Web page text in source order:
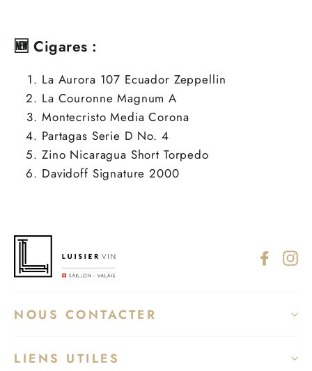
🆕 Cigares :
La Aurora 107 Ecuador Zeppellin
La Couronne Magnum A
Montecristo Media Corona
Partagas Serie D No. 4
Zino Nicaragua Short Torpedo
Davidoff Signature 2000
NOUS CONTACTER
LIENS UTILES